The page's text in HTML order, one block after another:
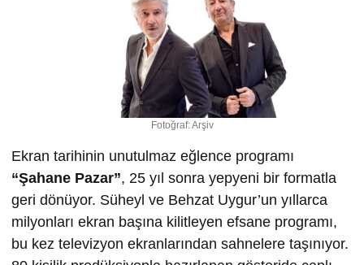
Fotoğraf: Arşiv
Ekran tarihinin unutulmaz eğlence programı
“Şahane Pazar”, 25 yıl sonra yepyeni bir formatla
geri dönüyor. Süheyl ve Behzat Uygur’un yıllarca
milyonları ekran başına kilitleyen efsane programı,
bu kez televizyon ekranlarından sahnelere taşınıyor.